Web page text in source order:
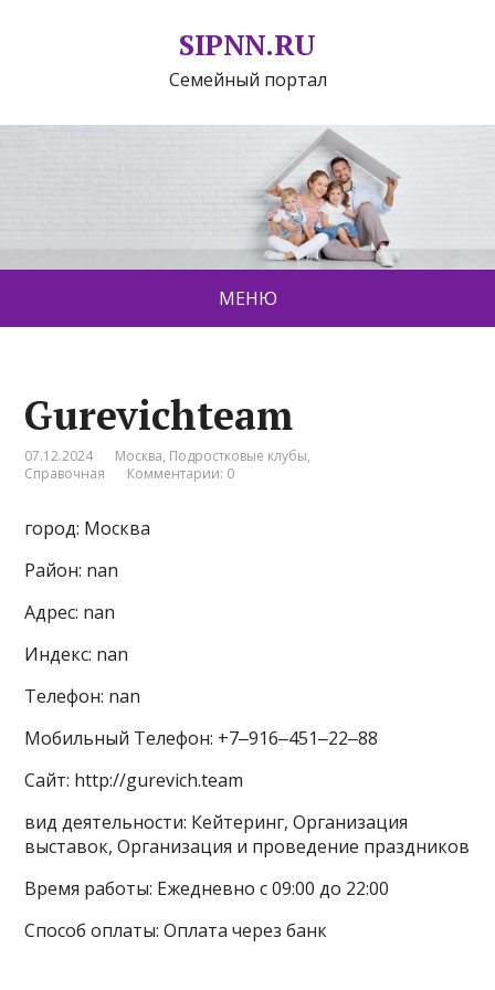
SIPNN.RU
Семейный портал
МЕНЮ
Gurevichteam
07.12.2024 Москва, Подростковые клубы,
Справочная
Комментарии: 0
город: Москва
Район: nan
Адрес: nan
Индекс: nan
Телефон: nan
Мобильный Телефон: +7‒916‒451‒22‒88
Сайт: http://gurevich.team
вид деятельности: Кейтеринг, Организация
выставок, Организация и проведение праздников
Время работы: Ежедневно с 09:00 до 22:00
Способ оплаты: Оплата через банк